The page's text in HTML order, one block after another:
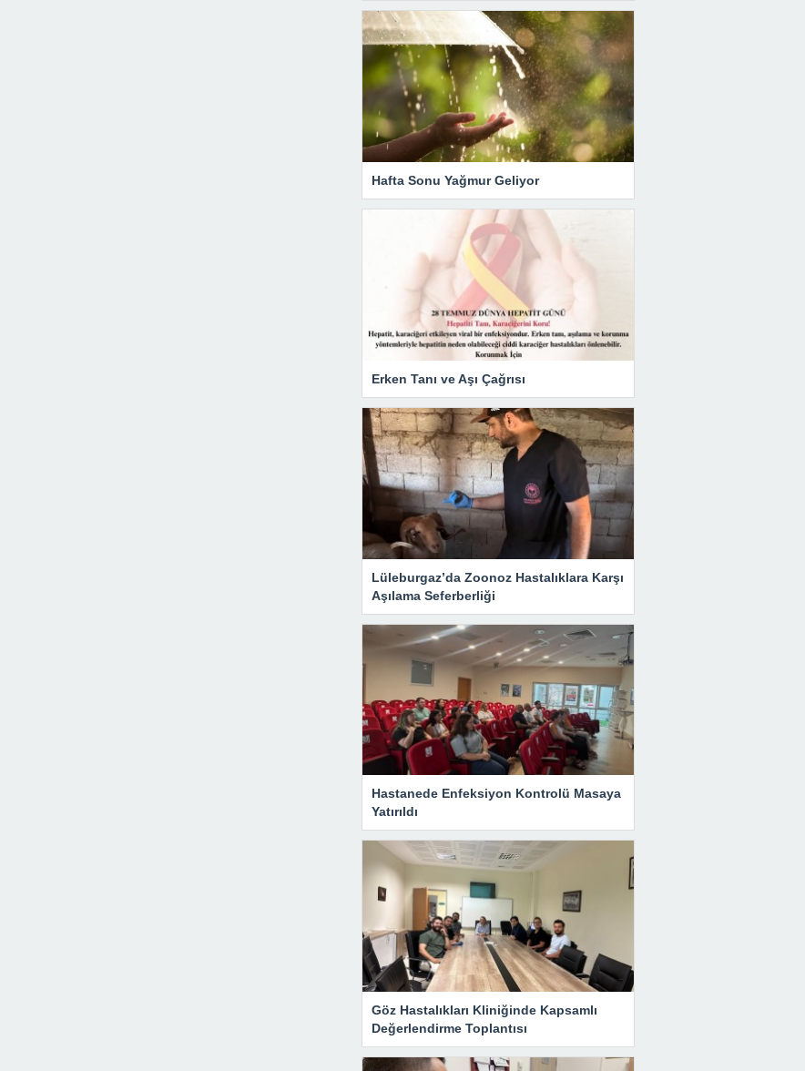
Hafta Sonu Yağmur Geliyor
Erken Tanı ve Aşı Çağrısı
Lüleburgaz’da Zoonoz Hastalıklara Karşı
Aşılama Seferberliği
Hastanede Enfeksiyon Kontrolü Masaya
Yatırıldı
Göz Hastalıkları Kliniğinde Kapsamlı
Değerlendirme Toplantısı